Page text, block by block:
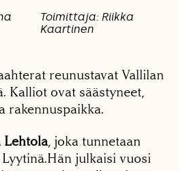
Toimittaja: Riikka
Kaartinen
reunustavat Vallilan
Kalliot ovat säästyneet,
rakennuspaikka.
Lehtola, joka tunnetaan
julkaisi vuosi